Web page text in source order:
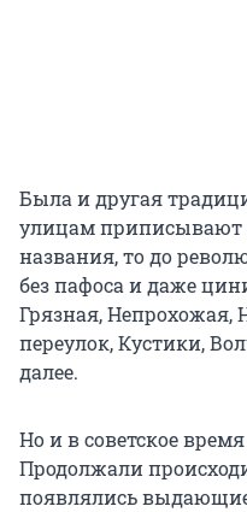
Была и другая
улицам приписывают
названия, то до
без пафоса и даже
Грязная, Непрохожая,
переулок, Кустики,
далее.
Но и в советское
Продолжали
появлялись